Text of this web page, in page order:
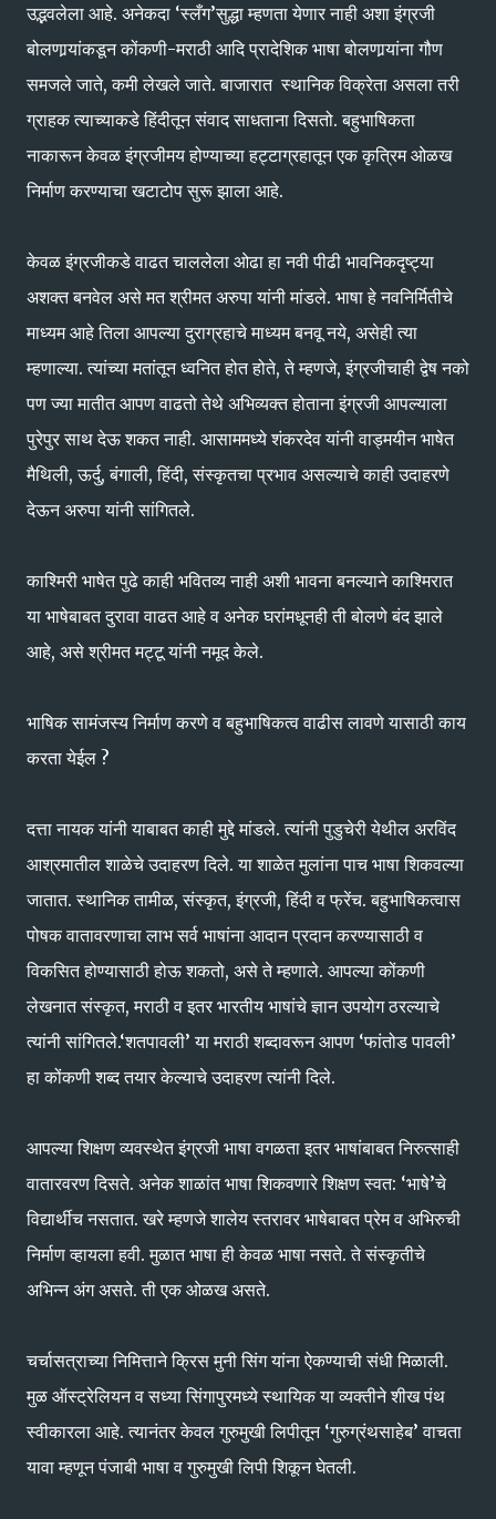
उद्भवलेला आहे. अनेकदा ‘स्लँग’सुद्धा म्हणता येणार नाही अशा इंग्रजी
बोलणार्‍यांकडून कोंकणी-मराठी आदि प्रादेशिक भाषा बोलणार्‍यांना गौण
समजले जाते, कमी लेखले जाते. बाजारात स्थानिक विक्रेता असला तरी
ग्राहक त्याच्याकडे हिंदीतून संवाद साधताना दिसतो. बहुभाषिकता
नाकारून केवळ इंग्रजीमय होण्याच्या हट्टाग्रहातून एक कृत्रिम ओळख
निर्माण करण्याचा खटाटोप सुरू झाला आहे.
केवळ इंग्रजीकडे वाढत चाललेला ओढा हा नवी पीढी भावनिकदृष्ट्या
अशक्त बनवेल असे मत श्रीमत अरुपा यांनी मांडले. भाषा हे नवनिर्मितीचे
माध्यम आहे तिला आपल्या दुराग्रहाचे माध्यम बनवू नये, असेही त्या
म्हणाल्या. त्यांच्या मतांतून ध्वनित होत होते, ते म्हणजे, इंग्रजीचाही द्वेष नको
पण ज्या मातीत आपण वाढतो तेथे अभिव्यक्त होताना इंग्रजी आपल्याला
पुरेपुर साथ देऊ शकत नाही. आसाममध्ये शंकरदेव यांनी वाड्मयीन भाषेत
मैथिली, ऊर्दु, बंगाली, हिंदी, संस्कृतचा प्रभाव असल्याचे काही उदाहरणे
देऊन अरुपा यांनी सांगितले.
काश्मिरी भाषेत पुढे काही भवितव्य नाही अशी भावना बनल्याने काश्मिरात
या भाषेबाबत दुरावा वाढत आहे व अनेक घरांमधूनही ती बोलणे बंद झाले
आहे, असे श्रीमत मट्टू यांनी नमूद केले.
भाषिक सामंजस्य निर्माण करणे व बहुभाषिकत्व वाढीस लावणे यासाठी काय
करता येईल ?
दत्ता नायक यांनी याबाबत काही मुद्दे मांडले. त्यांनी पुडुचेरी येथील अरविंद
आश्रमातील शाळेचे उदाहरण दिले. या शाळेत मुलांना पाच भाषा शिकवल्या
जातात. स्थानिक तामीळ, संस्कृत, इंग्रजी, हिंदी व फ्रेंच. बहुभाषिकत्वास
पोषक वातावरणाचा लाभ सर्व भाषांना आदान प्रदान करण्यासाठी व
विकसित होण्यासाठी होऊ शकतो, असे ते म्हणाले. आपल्या कोंकणी
लेखनात संस्कृत, मराठी व इतर भारतीय भाषांचे ज्ञान उपयोग ठरल्याचे
त्यांनी सांगितले.‘शतपावली’ या मराठी शब्दावरून आपण ‘फांतोड पावली’
हा कोंकणी शब्द तयार केल्याचे उदाहरण त्यांनी दिले.
आपल्या शिक्षण व्यवस्थेत इंग्रजी भाषा वगळता इतर भाषांबाबत निरुत्साही
वातारवरण दिसते. अनेक शाळांत भाषा शिकवणारे शिक्षण स्वत: ‘भाषे’चे
विद्यार्थीच नसतात. खरे म्हणजे शालेय स्तरावर भाषेबाबत प्रेम व अभिरुची
निर्माण व्हायला हवी. मुळात भाषा ही केवळ भाषा नसते. ते संस्कृतीचे
अभिन्न अंग असते. ती एक ओळख असते.
चर्चासत्राच्या निमित्ताने क्रिस मुनी सिंग यांना ऐकण्याची संधी मिळाली.
मुळ ऑस्ट्रेलियन व सध्या सिंगापुरमध्ये स्थायिक या व्यक्तीने शीख पंथ
स्वीकारला आहे. त्यानंतर केवल गुरुमुखी लिपीतून ‘गुरुग्रंथसाहेब’ वाचता
यावा म्हणून पंजाबी भाषा व गुरुमुखी लिपी शिकून घेतली.